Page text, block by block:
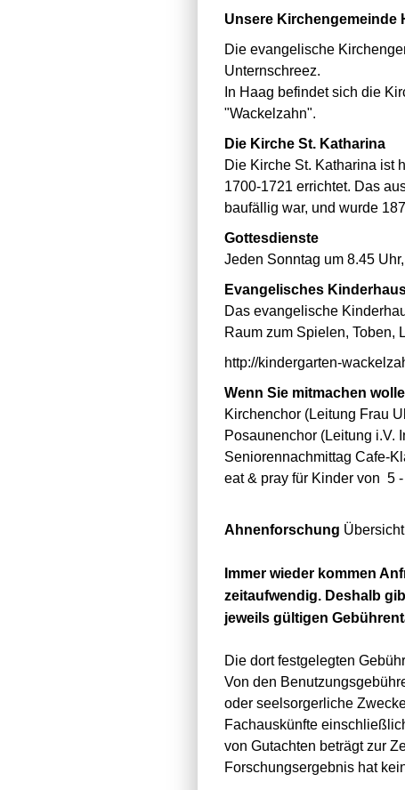
Unsere Kirchengemeinde
Die evangelische
Unternschreez.
In Haag befindet sich die
"Wackelzahn".
Die Kirche St. Katharina
Die Kirche St. Katharina ist
1700-1721 errichtet. Das
baufällig war, und wurde
Gottesdienste
Jeden Sonntag um 8.45
Evangelisches
Das evangelische
Raum zum Spielen, Toben,
http://kindergarten-
Wenn Sie mitmachen
Kirchenchor (Leitung Frau
Posaunenchor (Leitung i.V.
Seniorennachmittag Cafe-
eat & pray für Kinder von 5
Ahnenforschung
Immer wieder kommen
zeitaufwendig. Deshalb
jeweils gültigen
Die dort festgelegten
Von den
oder seelsorgerliche
Fachauskünfte
von Gutachten beträgt zur
Forschungsergebnis hat